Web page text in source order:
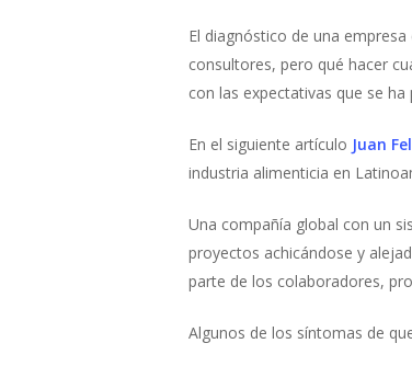
El diagnóstico de una
consultores, pero qué hacer
con las expectativas que se
En el siguiente artículo Juan
industria alimenticia en
Una compañía global con un
proyectos achicándose y
parte de los colaboradores,
Algunos de los síntomas de